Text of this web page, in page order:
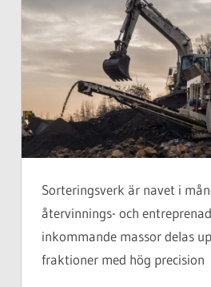
Sorteringsverk är navet i
återvinnings- och
inkommande massor delas
fraktioner med hög precision